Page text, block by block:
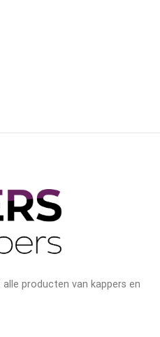
producten van kappers en